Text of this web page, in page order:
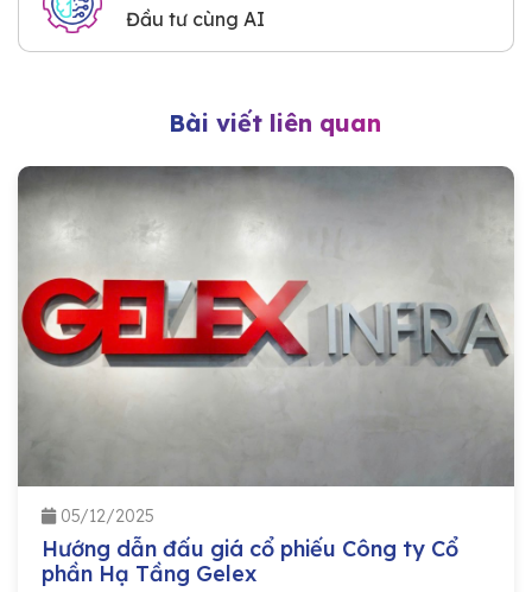
Đầu tư cùng AI
Bài viết liên quan
05/12/2025
Hướng dẫn đấu giá cổ phiếu Công ty Cổ
phần Hạ Tầng Gelex